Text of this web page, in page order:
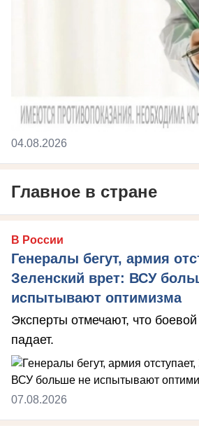
04.08.2026
Главное в стране
В России
Генералы бегут, армия
Зеленский врет: ВСУ
испытывают оптимизма
Эксперты отмечают, что
падает.
07.08.2026